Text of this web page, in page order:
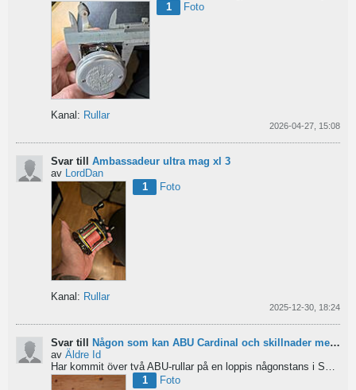
1
Foto
Kanal: Rullar
2026-04-27, 15:08
Svar till Ambassadeur ultra mag xl 3
av
LordDan
1
Foto
Kanal: Rullar
2025-12-30, 18:24
Svar till Någon som kan ABU Cardinal och skillnader mellan äldre rullar?
av Äldre Id
1
Foto